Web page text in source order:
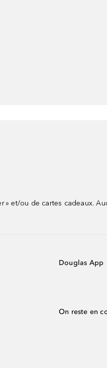
» et/ou de cartes cadeaux.
Douglas App
On reste en